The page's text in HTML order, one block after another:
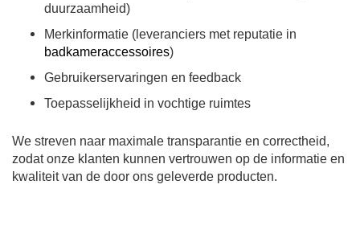
duurzaamheid)
Merkinformatie (leveranciers met reputatie in
badkameraccessoires)
Gebruikerservaringen en feedback
Toepasselijkheid in vochtige ruimtes
We streven naar maximale transparantie en correctheid,
zodat onze klanten kunnen vertrouwen op de informatie en
kwaliteit van de door ons geleverde producten.